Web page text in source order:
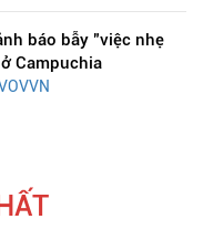
báo bẫy "việc nhẹ
Campuchia